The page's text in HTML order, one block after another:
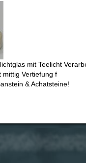
mit Teelicht
Vertiefung f
& Achatsteine!